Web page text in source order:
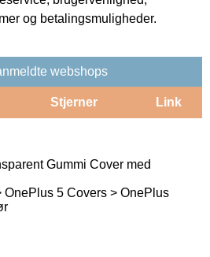
og betalingsmuligheder.
webshops
Stjerner Link
Gummi Cover med
OnePlus 5 Covers > OnePlus